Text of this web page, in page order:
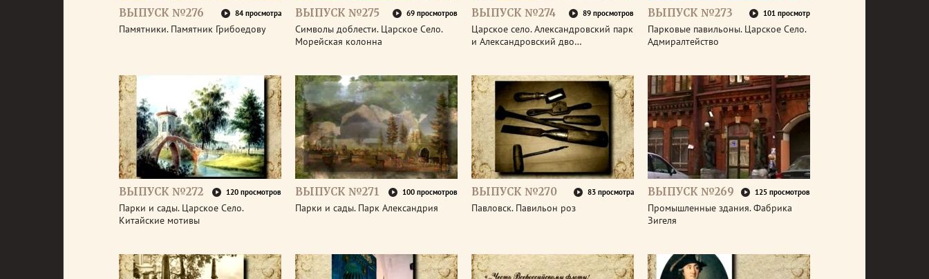
ВЫПУСК №276 84 просмотра
Памятники. Памятник Грибоедову
ВЫПУСК №275 69 просмотров
Символы доблести. Царское Село.
Морейская колонна
ВЫПУСК №274 89 просмотров
Царское село. Александровский парк
и Александровский дво…
ВЫПУСК №273 101 просмотр
Парковые павильоны. Царское Село.
Адмиралтейство
ВЫПУСК №272 120 просмотров
Парки и сады. Царское Село.
Китайские мотивы
ВЫПУСК №271 100 просмотров
Парки и сады. Парк Александрия
ВЫПУСК №270 83 просмотра
Павловск. Павильон роз
ВЫПУСК №269 125 просмотров
Промышленные здания. Фабрика
Зигеля